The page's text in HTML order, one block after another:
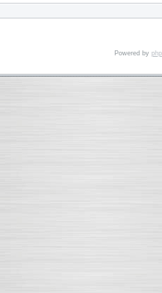
Powered by